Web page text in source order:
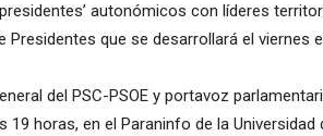
autonómicos con líderes
Presidentes que se desarrollará el viernes
del PSC-PSOE y portavoz
19 horas, en el Paraninfo de la